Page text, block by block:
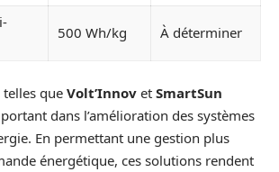
500 Wh/kg À déterminer
que Volt’Innov et SmartSun
dans l’amélioration des systèmes
En permettant une gestion plus
énergétique, ces solutions rendent